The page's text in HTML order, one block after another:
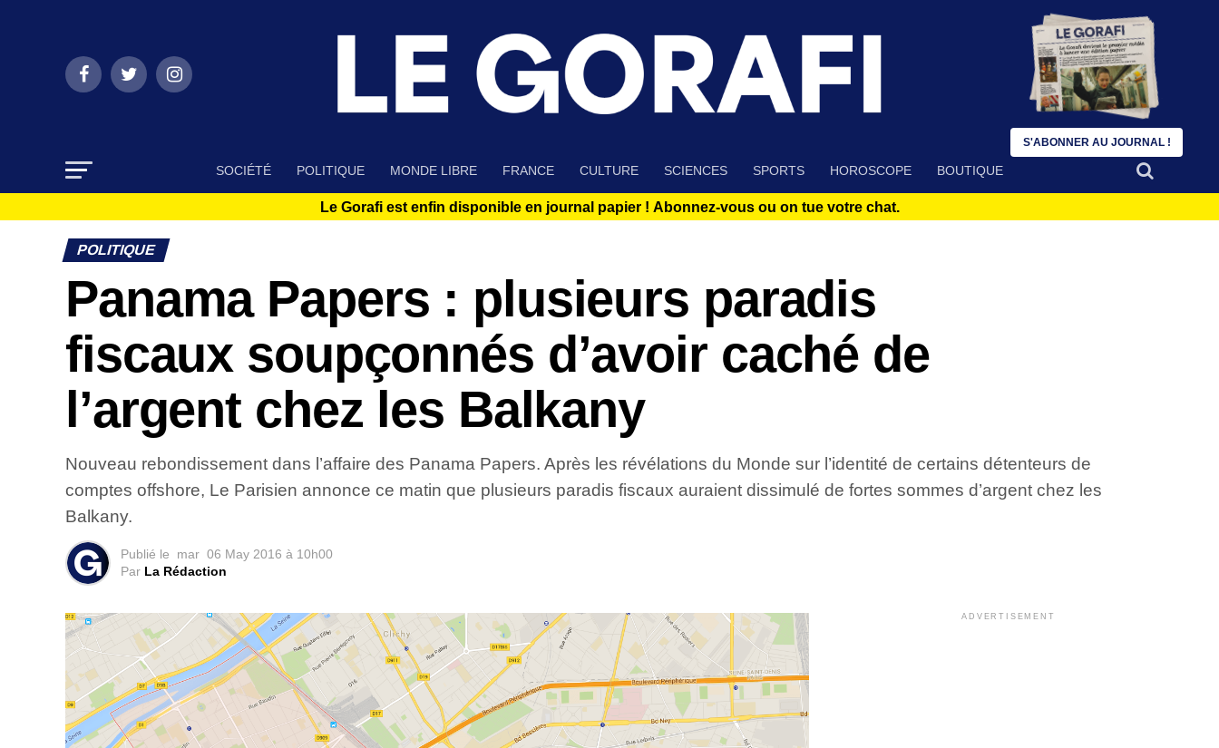
SOCIÉTÉ POLITIQUE MONDE LIBRE FRANCE CULTURE SCIENCES SPORTS HOROSCOPE BOUTIQUE
Le Gorafi est enfin disponible en journal papier ! Abonnez-vous ou on tue votre chat.
POLITIQUE
Panama Papers : plusieurs paradis
fiscaux soupçonnés d’avoir caché de
l’argent chez les Balkany
Nouveau rebondissement dans l’affaire des Panama Papers. Après les révélations du Monde sur l’identité de certains détenteurs de
comptes offshore, Le Parisien annonce ce matin que plusieurs paradis fiscaux auraient dissimulé de fortes sommes d’argent chez les
Balkany.
Publié le mar 06 May 2016 à 10h00
Par La Rédaction
ADVERTISEMENT
S'ABONNER AU JOURNAL !